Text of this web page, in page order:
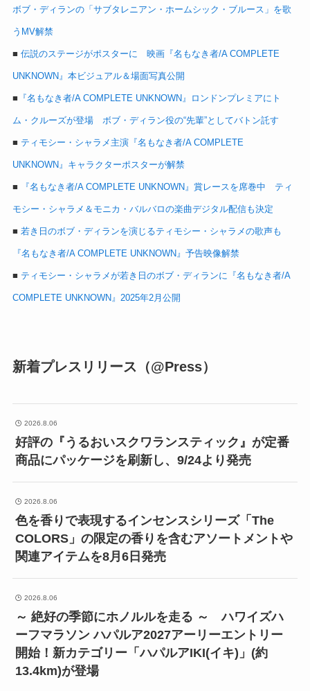
ボブ・ディランの「サブタレニアン・ホームシック・ブルース」を歌
うMV解禁
■ 伝説のステージがポスターに 映画『名もなき者/A COMPLETE
UNKNOWN』本ビジュアル＆場面写真公開
■ 『名もなき者/A COMPLETE UNKNOWN』ロンドンプレミアにト
ム・クルーズが登場 ボブ・ディラン役の“先輩”としてバトン託す
■ ティモシー・シャラメ主演『名もなき者/A COMPLETE
UNKNOWN』キャラクターポスターが解禁
■ 『名もなき者/A COMPLETE UNKNOWN』賞レースを席巻中 ティ
モシー・シャラメ＆モニカ・バルバロの楽曲デジタル配信も決定
■ 若き日のボブ・ディランを演じるティモシー・シャラメの歌声も
『名もなき者/A COMPLETE UNKNOWN』予告映像解禁
■ ティモシー・シャラメが若き日のボブ・ディランに『名もなき者/A
COMPLETE UNKNOWN』2025年2月公開
新着プレスリリース（@Press）
2026.8.06
好評の『うるおいスクワランスティック』が定番
商品にパッケージを刷新し、9/24より発売
2026.8.06
色を香りで表現するインセンスシリーズ「The
COLORS」の限定の香りを含むアソートメントや
関連アイテムを8月6日発売
2026.8.06
～ 絶好の季節にホノルルを走る ～ ハワイズハ
ーフマラソン ハパルア2027アーリーエントリー
開始！新カテゴリー「ハパルアIKI(イキ)」(約
13.4km)が登場